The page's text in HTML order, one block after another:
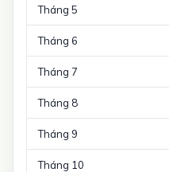
Tháng 5
Tháng 6
Tháng 7
Tháng 8
Tháng 9
Tháng 10